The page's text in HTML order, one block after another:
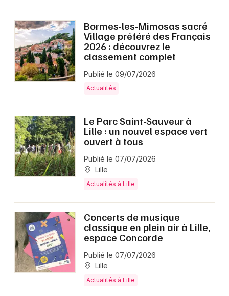
Bormes-les-Mimosas sacré
Village préféré des Français
2026 : découvrez le
classement complet
Publié le 09/07/2026
Actualités
Le Parc Saint-Sauveur à
Lille : un nouvel espace vert
ouvert à tous
Publié le 07/07/2026
Lille
Actualités à Lille
Concerts de musique
classique en plein air à Lille,
espace Concorde
Publié le 07/07/2026
Lille
Actualités à Lille